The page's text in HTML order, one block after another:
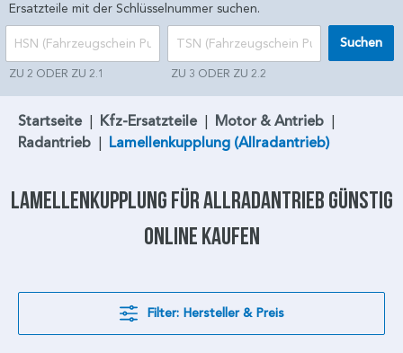
Ersatzteile mit der Schlüsselnummer suchen.
ZU 2 ODER ZU 2.1 ZU 3 ODER ZU 2.2
Suchen
Startseite | Kfz-Ersatzteile | Motor & Antrieb |
Radantrieb | Lamellenkupplung (Allradantrieb)
Lamellenkupplung fürAllradantrieb günstig
online kaufen
Filter: Hersteller & Preis